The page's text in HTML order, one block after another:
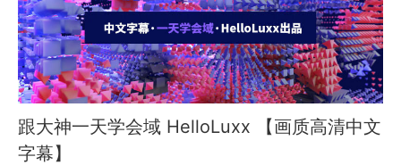
跟大神一天学会域 HelloLuxx 【画质高清中文
字幕】